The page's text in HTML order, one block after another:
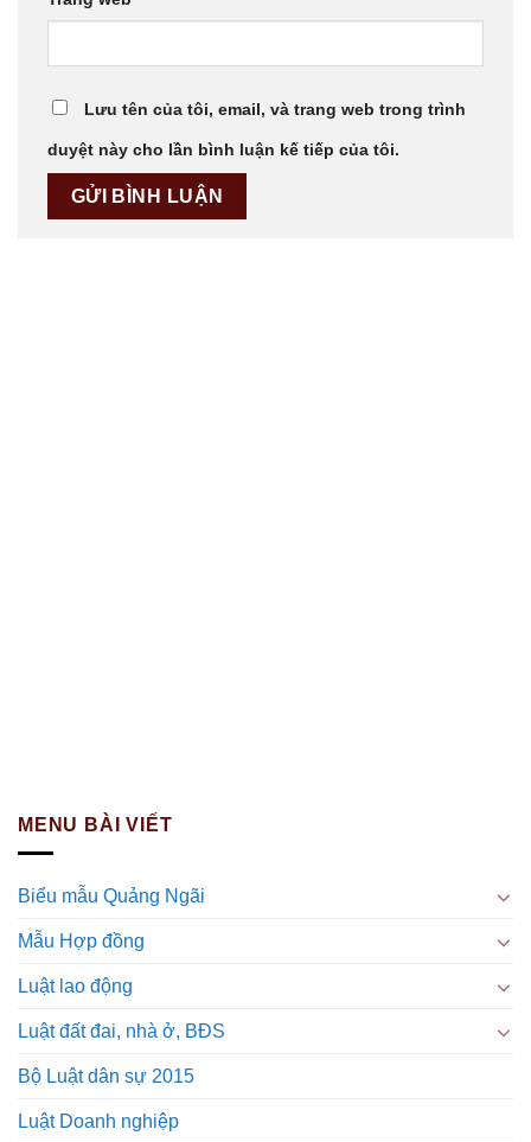
Lưu tên của tôi, email, và trang web trong trình
duyệt này cho lần bình luận kế tiếp của tôi.
MENU BÀI VIẾT
Biểu mẫu Quảng Ngãi
Mẫu Hợp đồng
Luật lao động
Luật đất đai, nhà ở, BĐS
Bộ Luật dân sự 2015
Luật Doanh nghiệp